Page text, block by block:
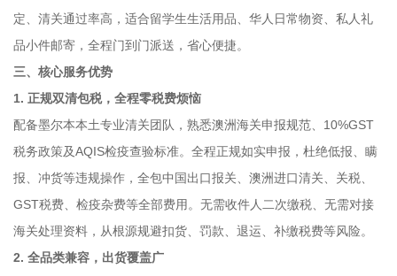
定、清关通过率高，适合留学生生活用品、华人日常物资、私人礼
品小件邮寄，全程门到门派送，省心便捷。
三、核心服务优势
1. 正规双清包税，全程零税费烦恼
配备墨尔本本土专业清关团队，熟悉澳洲海关申报规范、10%GST
税务政策及AQIS检疫查验标准。全程正规如实申报，杜绝低报、瞒
报、冲货等违规操作，全包中国出口报关、澳洲进口清关、关税、
GST税费、检疫杂费等全部费用。无需收件人二次缴税、无需对接
海关处理资料，从根源规避扣货、罚款、退运、补缴税费等风险。
2. 全品类兼容，出货覆盖广